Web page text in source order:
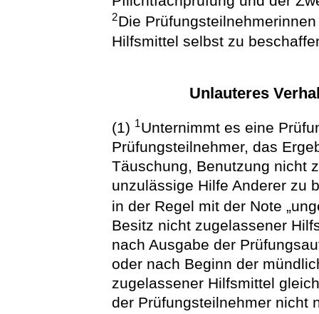
2Die
Hilfsmittel selbst zu
Unlauteres
(1) 1Unternimmt es eine
Prüfungsteilnehmer, das
Täuschung, Benutzung nicht
unzulässige Hilfe Anderer zu
in der Regel mit der Note
Besitz nicht zugelassener
nach Ausgabe der
oder nach Beginn der
zugelassener Hilfsmittel
der Prüfungsteilnehmer nicht